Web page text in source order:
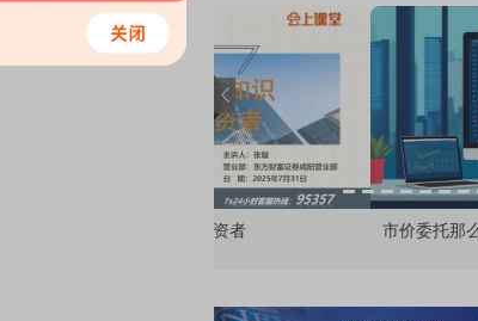
市价委托那么多种，究竟怎么用？